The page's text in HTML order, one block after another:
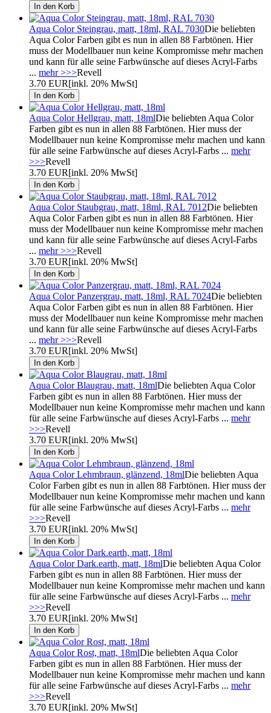
Aqua Color Steingrau, matt, 18ml, RAL 7030Die beliebten
Aqua Color Farben gibt es nun in allen 88 Farbtönen. Hier
muss der Modellbauer nun keine Kompromisse mehr machen
und kann für alle seine Farbwünsche auf dieses Acryl-Farbs
... mehr >>>Revell
3.70 EUR[inkl. 20% MwSt]
Aqua Color Hellgrau, matt, 18mlDie beliebten Aqua Color
Farben gibt es nun in allen 88 Farbtönen. Hier muss der
Modellbauer nun keine Kompromisse mehr machen und kann
für alle seine Farbwünsche auf dieses Acryl-Farbs ... mehr
>>>Revell
3.70 EUR[inkl. 20% MwSt]
Aqua Color Staubgrau, matt, 18ml, RAL 7012Die beliebten
Aqua Color Farben gibt es nun in allen 88 Farbtönen. Hier
muss der Modellbauer nun keine Kompromisse mehr machen
und kann für alle seine Farbwünsche auf dieses Acryl-Farbs
... mehr >>>Revell
3.70 EUR[inkl. 20% MwSt]
Aqua Color Panzergrau, matt, 18ml, RAL 7024Die beliebten
Aqua Color Farben gibt es nun in allen 88 Farbtönen. Hier
muss der Modellbauer nun keine Kompromisse mehr machen
und kann für alle seine Farbwünsche auf dieses Acryl-Farbs
... mehr >>>Revell
3.70 EUR[inkl. 20% MwSt]
Aqua Color Blaugrau, matt, 18mlDie beliebten Aqua Color
Farben gibt es nun in allen 88 Farbtönen. Hier muss der
Modellbauer nun keine Kompromisse mehr machen und kann
für alle seine Farbwünsche auf dieses Acryl-Farbs ... mehr
>>>Revell
3.70 EUR[inkl. 20% MwSt]
Aqua Color Lehmbraun, glänzend, 18mlDie beliebten Aqua
Color Farben gibt es nun in allen 88 Farbtönen. Hier muss der
Modellbauer nun keine Kompromisse mehr machen und kann
für alle seine Farbwünsche auf dieses Acryl-Farbs ... mehr
>>>Revell
3.70 EUR[inkl. 20% MwSt]
Aqua Color Dark.earth, matt, 18mlDie beliebten Aqua Color
Farben gibt es nun in allen 88 Farbtönen. Hier muss der
Modellbauer nun keine Kompromisse mehr machen und kann
für alle seine Farbwünsche auf dieses Acryl-Farbs ... mehr
>>>Revell
3.70 EUR[inkl. 20% MwSt]
Aqua Color Rost, matt, 18mlDie beliebten Aqua Color
Farben gibt es nun in allen 88 Farbtönen. Hier muss der
Modellbauer nun keine Kompromisse mehr machen und kann
für alle seine Farbwünsche auf dieses Acryl-Farbs ... mehr
>>>Revell
3.70 EUR[inkl. 20% MwSt]